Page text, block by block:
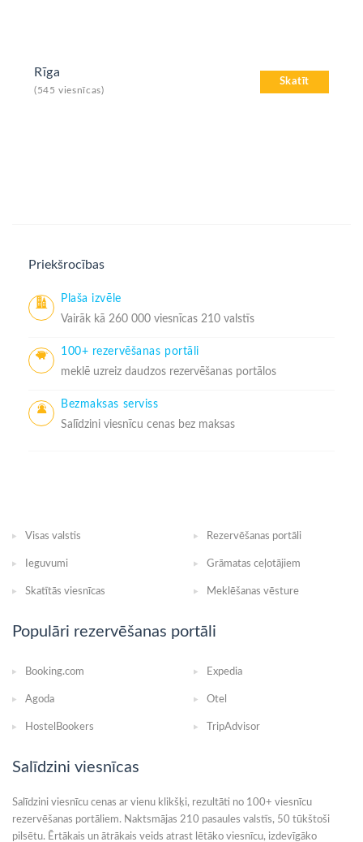
Skatīt
Rīga
(545 viesnīcas)
Priekšrocības
Plaša izvēle
Vairāk kā 260 000 viesnīcas 210 valstīs
100+ rezervēšanas portāli
meklē uzreiz daudzos rezervēšanas portālos
Bezmaksas serviss
Salīdzini viesnīcu cenas bez maksas
Visas valstis Rezervēšanas portāli
Ieguvumi Grāmatas ceļotājiem
Skatītās viesnīcas Meklēšanas vēsture
Populāri rezervēšanas portāli
Booking.com Expedia
Agoda Otel
HostelBookers TripAdvisor
Salīdzini viesnīcas
Salīdzini viesnīcu cenas ar vienu klikšķi, rezultāti no 100+ viesnīcu
rezervēšanas portāliem. Naktsmājas 210 pasaules valstīs, 50 tūkštoši
pilsētu. Ērtākais un ātrākais veids atrast lētāko viesnīcu, izdevīgāko